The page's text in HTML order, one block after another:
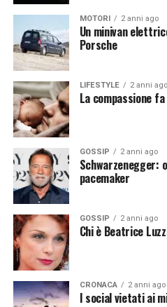
notizie del giorno? Iscriviti
notizie del giorno? Iscriviti
MOTORI 2 anni ago
Un minivan
Porsche
LIFESTYLE 2 anni ago
La compassione
GOSSIP 2 anni ago
Schwarzenegger:
pacemaker
GOSSIP 2 anni ago
Chi è Beatrice
CRONACA 2 anni ago
I social vietati ai